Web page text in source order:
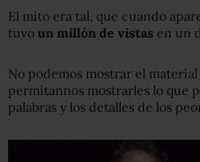
El mito era tal, que cuando
tuvo un millón de vistas en un
No podemos mostrar el material
permítannos mostrarles lo que
palabras y los detalles de los